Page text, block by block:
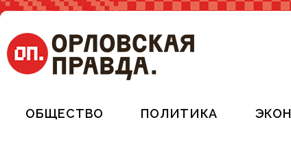
ОБЩЕСТВО ПОЛИТИКА